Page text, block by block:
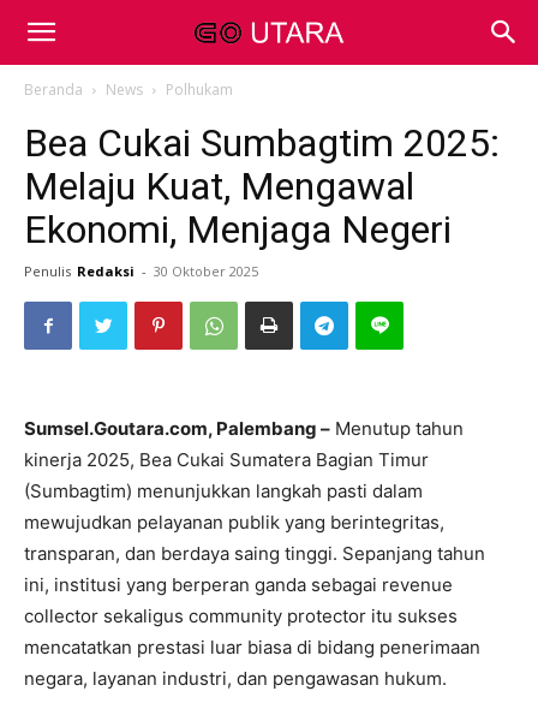
Beranda News Polhukam
Bea Cukai Sumbagtim 2025:
Melaju Kuat, Mengawal
Ekonomi, Menjaga Negeri
Penulis Redaksi - 30 Oktober 2025
Sumsel.Goutara.com, Palembang – Menutup tahun
kinerja 2025, Bea Cukai Sumatera Bagian Timur
(Sumbagtim) menunjukkan langkah pasti dalam
mewujudkan pelayanan publik yang berintegritas,
transparan, dan berdaya saing tinggi. Sepanjang tahun
ini, institusi yang berperan ganda sebagai revenue
collector sekaligus community protector itu sukses
mencatatkan prestasi luar biasa di bidang penerimaan
negara, layanan industri, dan pengawasan hukum.